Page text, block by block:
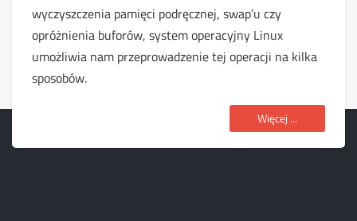
wyczyszczenia pamięci podręcznej, swap’u czy
opróżnienia buforów, system operacyjny Linux
umożliwia nam przeprowadzenie tej operacji na kilka
sposobów.
Więcej ...